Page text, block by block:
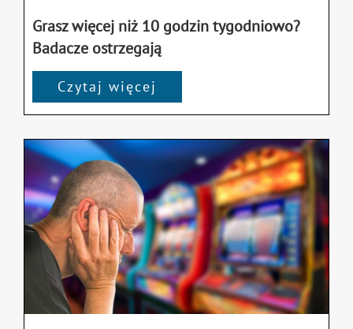
Grasz więcej niż 10 godzin tygodniowo?
Badacze ostrzegają
Czytaj więcej